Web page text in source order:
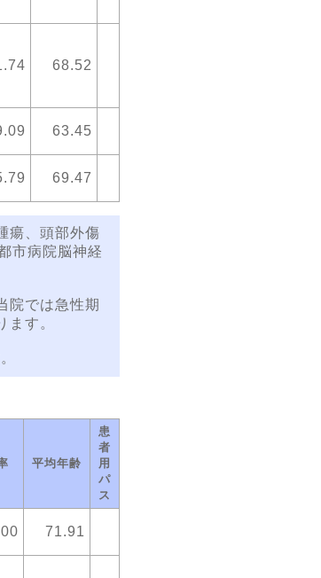
68.52
63.45
69.47
瘍、頭部外傷
市病院脳神経
院では急性期
す。
平均年齢
患
者
用
パ
ス
71.91